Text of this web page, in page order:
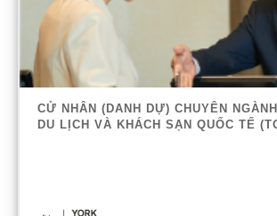
CỬ NHÂN (DANH DỰ) CHUYÊN
DU LỊCH VÀ KHÁCH SẠN QUỐC TẾ